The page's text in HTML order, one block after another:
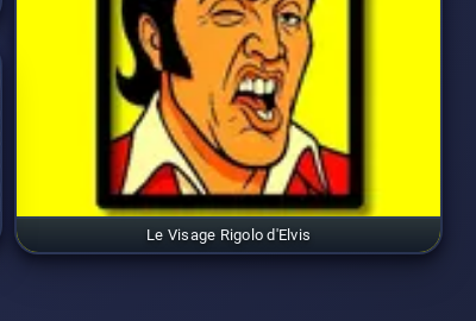
Le Visage Rigolo d'Elvis